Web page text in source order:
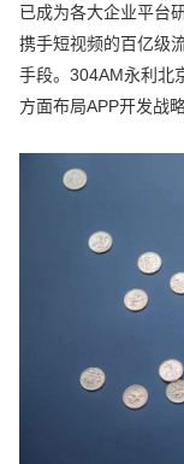
已成为各大企业平台
携手短视频的百亿级
手段。304AM永利北
方面布局APP开发战